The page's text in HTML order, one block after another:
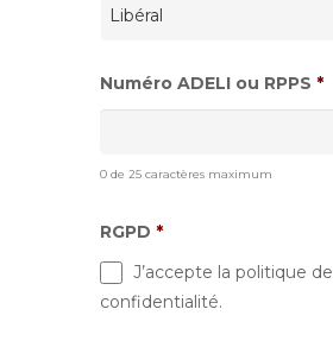
Numéro ADELI ou RPPS *
0 de 25 caractères maximum
RGPD *
J’accepte la politique de
confidentialité.